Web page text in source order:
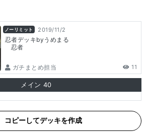
ノーリミット 2019/11/2
忍者デッキbyうめまる
忍者
ガチまとめ担当 11
メイン 40
コピーしてデッキを作成